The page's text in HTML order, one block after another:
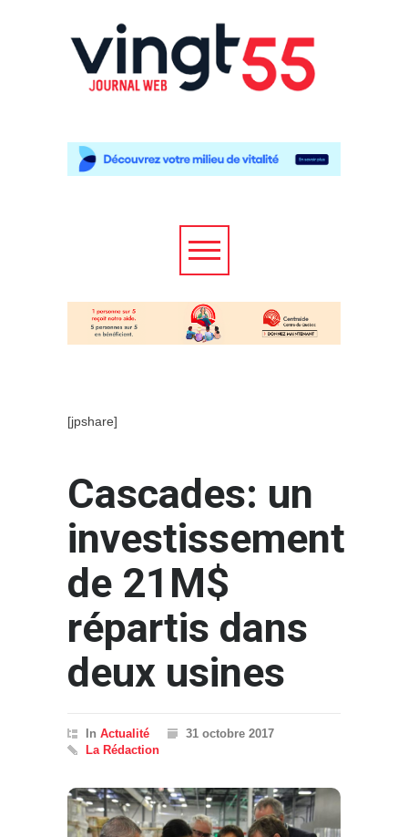
[jpshare]
Cascades: un
investissement
de 21M$
répartis dans
deux usines
In Actualité
31 octobre 2017
La Rédaction